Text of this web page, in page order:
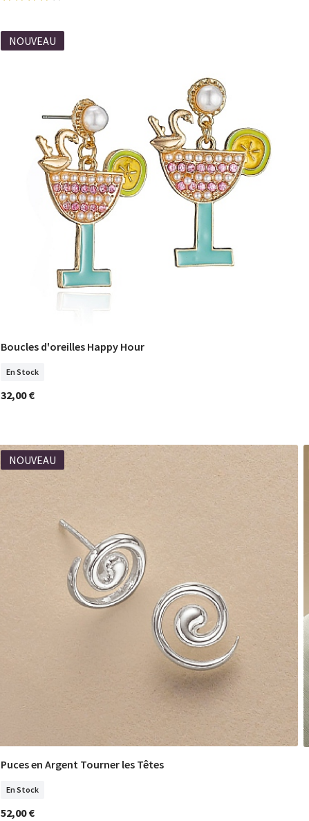
NOUVEAU
COMMANDER
Boucles d'oreilles Happy Hour
En Stock
32,00 €
NOUVEAU
COMMANDER
Puces en Argent Tourner les Têtes
En Stock
52,00 €